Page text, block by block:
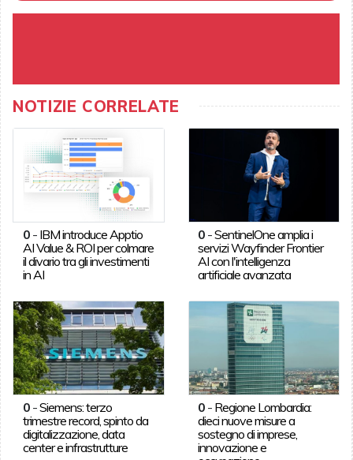
NOTIZIE CORRELATE
0- IBM introduce Apptio
AI Value & ROI per colmare
il divario tra gli investimenti
in AI
0 -SentinelOne amplia i
servizi Wayfinder Frontier
AI con l'intelligenza
artificiale avanzata
0-Siemens: terzo
trimestre record, spinto da
digitalizzazione, data
center e infrastrutture
0 - Regione Lombardia:
dieci nuove misure a
sostegno di imprese,
innovazione e